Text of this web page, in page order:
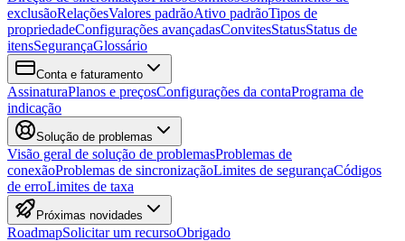
exclusãoRelaçõesValores padrãoAtivo padrãoTipos de
propriedadeConfigurações avançadasConvitesStatusStatus de
itensSegurançaGlossário
Conta e faturamento
AssinaturaPlanos e preçosConfigurações da contaPrograma de
indicação
Solução de problemas
Visão geral de solução de problemasProblemas de
conexãoProblemas de sincronizaçãoLimites de segurançaCódigos
de erroLimites de taxa
Próximas novidades
RoadmapSolicitar um recursoObrigado